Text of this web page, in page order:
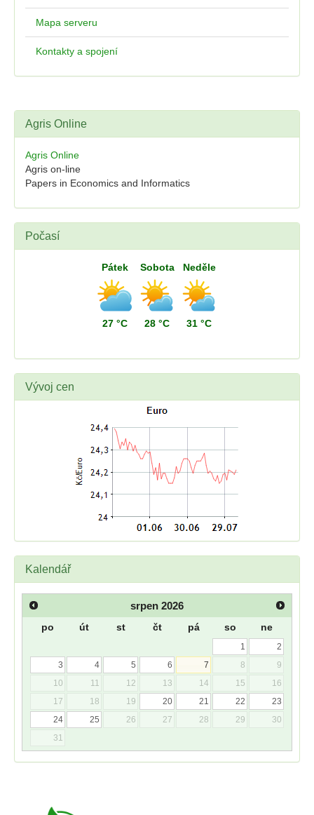
Mapa serveru
Kontakty a spojení
Agris Online
Agris Online
Agris on-line
Papers in Economics and Informatics
Počasí
Pátek
27 °C
Sobota
28 °C
Neděle
31 °C
Vývoj cen
Kalendář
srpen 2026
po út st čt pá so ne
1
2
3
4 5 6 7 8
9
10
11 12 13 14 15
16
17
18 19 20 21 22
23
24
25 26 27 28 29
30
31